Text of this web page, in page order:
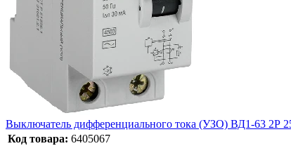
Выключатель дифференциального тока (УЗО) ВД1-63
Код товара: 6405067